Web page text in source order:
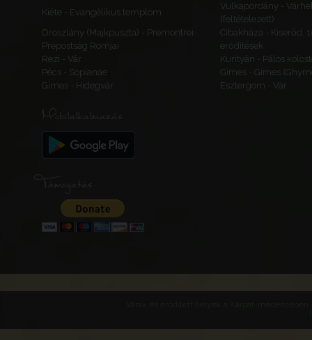
Kiéte - Evangélikus templom
Vulkapordány -
(feltételezett)
Oroszlány (Majkpuszta) - Premontrei
Prépostság Romjai
Cibakháza - Kiserőd,
erődítések
Rezi - Vár
Kurityán - Pálos
Pécs - Sopianae
Gímes - Gímes
Gímes - Hidegvár
Esztergom - Vár
Mobilalkalmazás
Támogatás